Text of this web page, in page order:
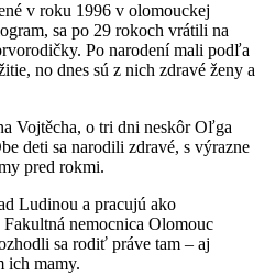
v roku 1996 v olomouckej
sa po 29 rokoch vrátili na
Po narodení mali podľa
no dnes sú z nich zdravé ženy a
Vojtěcha, o tri dni neskôr Oľga
deti sa narodili zdravé, s výrazne
pred rokmi.
Ludinou a pracujú ako
nemocnica Olomouc
sa rodiť práve tam – aj
ich mamy.